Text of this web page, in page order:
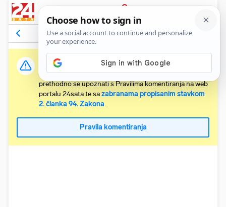
PRIJAVA
Komentari11 Relevantni
Važna obavijest:
Svaki korisnik koji želi komentirati članke obvezan je
prethodno se upoznati s Pravilima komentiranja na web
portalu 24sata te sazabranama propisanim stavkom
2. članka 94. Zakona .
Pravila komentiranja